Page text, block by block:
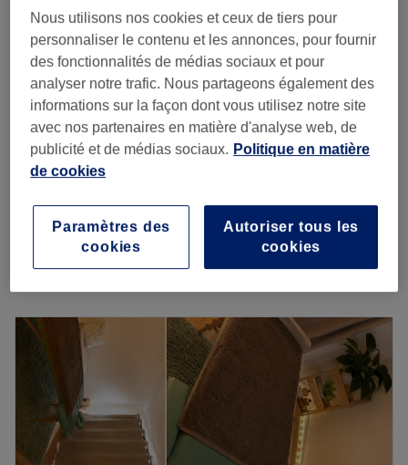
4,8
427 avis
Thiais, Val-de-Marne
Montrer sur la carte
Modelage du corps relaxant - Prix
pour les Abonnés
15 min - 1 h
à partir de 16 €
Modelage du corps relaxant
15 min - 1 h
à partir de 27 €
Prix pour les Abonnés
35 min
30 €
Je veux en savoir plus
Mardi
09:00
19:00
Mercredi
09:00–19:00
09:00
19:00
Vendredi
09:00–19:00
Samedi
09:00–19:00
Dimanche
Nous utilisons nos cookies et ceux de tiers pour
personnaliser le contenu et les annonces, pour fournir
des fonctionnalités de médias sociaux et pour
analyser notre trafic. Nous partageons également des
informations sur la façon dont vous utilisez notre site
avec nos partenaires en matière d'analyse web, de
publicité et de médias sociaux. Politique en matière
de cookies
Autoriser tous les
cookies
Paramètres des
cookies